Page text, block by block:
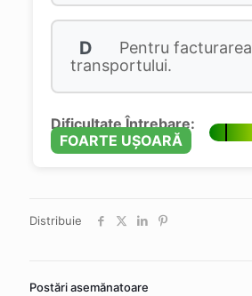
D
Pentru facturarea
transportului.
Dificultate Întrebare:
FOARTE UȘOARĂ
Distribuie
Postări asemănatoare